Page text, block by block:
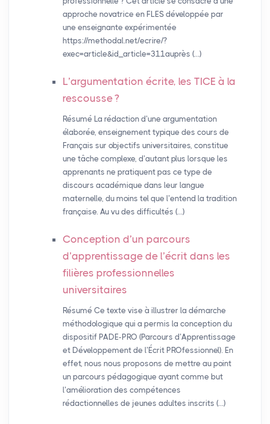
approche novatrice en FLES développée par
une enseignante expérimentée
https://methodal.net/ecrire/?
exec=article&id_article=311auprès (…)
L’argumentation écrite, les TICE à la
rescousse?
Résumé La rédaction d’une argumentation
élaborée, enseignement typique des cours de
Français sur objectifs universitaires, constitue
une tâche complexe, d’autant plus lorsque les
apprenants ne pratiquent pas ce type de
discours académique dans leur langue
maternelle, du moins tel que l’entend la tradition
française. Au vu des difficultés (…)
Conception d’un parcours
d’apprentissage de l’écrit dans les
filières professionnelles
universitaires
Résumé Ce texte vise à illustrer la démarche
méthodologique qui a permis la conception du
dispositif PADE-PRO (Parcours d’Apprentissage
et Développement de l’Écrit PROfessionnel). En
effet, nous nous proposons de mettre au point
un parcours pédagogique ayant comme but
l’amélioration des compétences
rédactionnelles de jeunes adultes inscrits (…)